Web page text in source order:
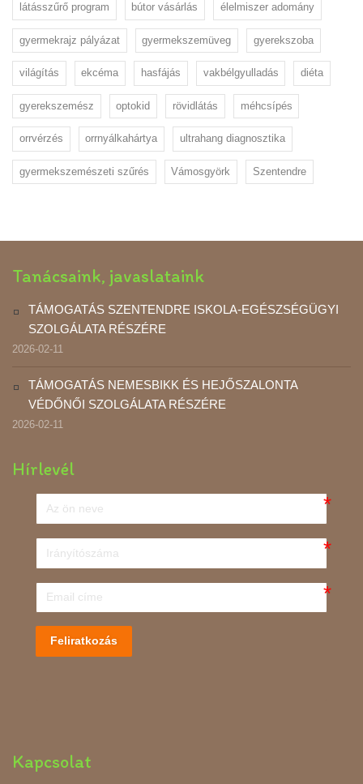
látásszűrő program bútor vásárlás élelmiszer adomány
gyermekrajz pályázat gyermekszemüveg gyerekszoba
világítás ekcéma hasfájás vakbélgyulladás diéta
gyerekszemész optokid rövidlátás méhcsípés
orrvérzés orrnyálkahártya ultrahang diagnosztika
gyermekszemészeti szűrés Vámosgyörk Szentendre
Tanácsaink, javaslataink
TÁMOGATÁS SZENTENDRE ISKOLA-EGÉSZSÉGÜGYI
SZOLGÁLATA RÉSZÉRE
2026-02-11
TÁMOGATÁS NEMESBIKK ÉS HEJŐSZALONTA
VÉDŐNŐI SZOLGÁLATA RÉSZÉRE
2026-02-11
Hírlevél
Feliratkozás
Kapcsolat